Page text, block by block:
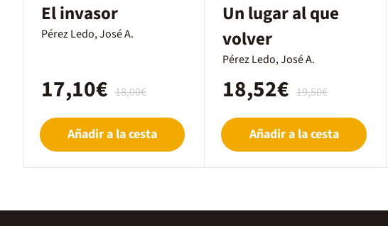
El invasor
Pérez Ledo, José A.
18,00€
17,10€
Añadir a la cesta
Un lugar al que
volver
Pérez Ledo, José A.
19,50€
18,52€
Añadir a la cesta